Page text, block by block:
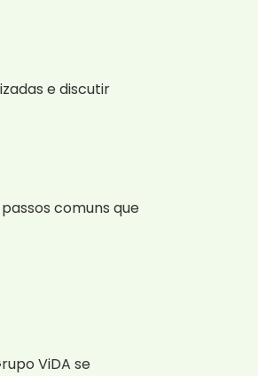
e discutir
comuns que
ViDA se